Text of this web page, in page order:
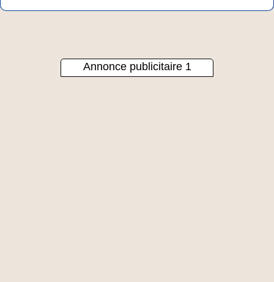
Annonce publicitaire 1